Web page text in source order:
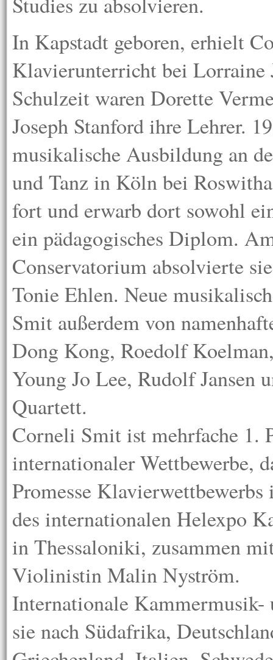
In Kapstadt geboren, erhielt
Klavierunterricht bei Lorraine
Schulzeit waren Dorette
Joseph Stanford ihre Lehrer.
musikalische Ausbildung an
und Tanz in Köln bei
fort und erwarb dort sowohl
ein pädagogisches Diplom.
Conservatorium absolvierte
Tonie Ehlen. Neue
Smit außerdem von
Dong Kong, Roedolf
Young Jo Lee, Rudolf Jansen
Quartett.
Corneli Smit ist mehrfache 1.
internationaler Wettbewerbe,
Promesse
des internationalen Helexpo
in Thessaloniki, zusammen
Violinistin Malin Nyström.
Internationale
sie nach Südafrika,